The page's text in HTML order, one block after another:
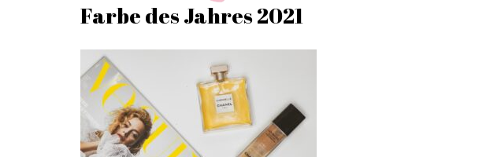
Farbe des Jahres 2021